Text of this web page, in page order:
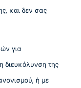
και δεν σας
για
διευκόλυνση της
ή με